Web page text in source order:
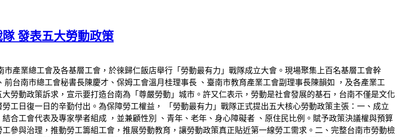
發表五大勞動政策
產業總工會及各基層工會，於徠歸仁飯店舉行「勞動最有力」戰隊成立大會。現場聚集上百名基層工會幹
台南市總工會秘書長陳慶才、保姆工會溫月桂理事長 、臺南市教育產業工會副理事長陳韻如 ，及各產業工
勞動政策訴求，宣示要打造台南為「尊嚴勞動」城市。許又仁表示，勞動是社會發展的基石，台南不僅是文化
工日復一日的辛勤付出。為保障勞工權益， 「勞動最有力」戰隊正式提出五大核心勞動政策主張：一、成立
合工會代表及專家學者組成 ，並兼顧性別 、青年、老年、身心障礙者 、原住民比例。賦予政策決議權與預算
參與治理，推動勞工籌組工會，推展勞動教育，讓勞動政策真正貼近第一線勞工需求。二、完整台南市勞動檢